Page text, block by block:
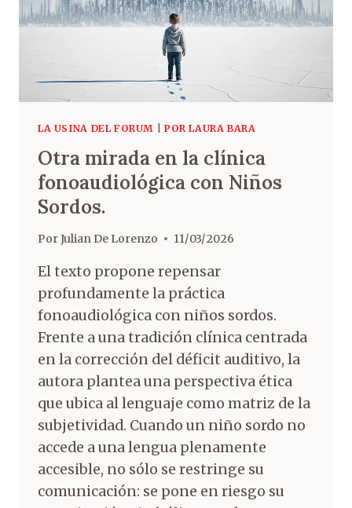
LA USINA DEL FORUM POR LAURA BARA
Otra mirada en la clínica
fonoaudiológica con Niños
Sordos.
PorJulian De Lorenzo 11/03/2026
El texto propone repensar
profundamente la práctica
fonoaudiológica con niños sordos.
Frente a una tradición clínica centrada
en la corrección del déficit auditivo, la
autora plantea una perspectiva ética
que ubica al lenguaje como matriz de la
subjetividad. Cuando un niño sordo no
accede a una lengua plenamente
accesible, no sólo se restringe su
comunicación: se pone en riesgo su